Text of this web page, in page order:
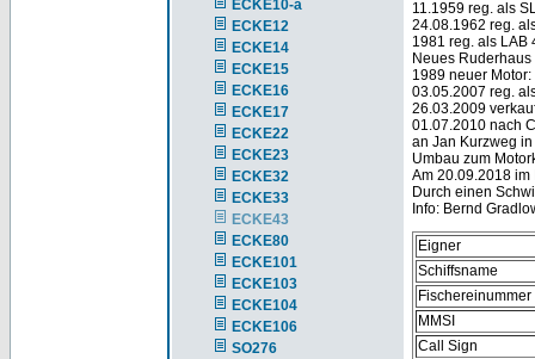
ECKE10-a
ECKE12
ECKE14
ECKE15
ECKE16
ECKE17
ECKE22
ECKE23
ECKE32
ECKE33
ECKE43
ECKE80
ECKE101
ECKE103
ECKE104
ECKE106
SO276
11.1959 reg. als
24.08.1962 reg.
1981 reg. als LAB
Neues
1989 neuer
03.05.2007 reg.
26.03.2009
01.07.2010 nach
an Jan Kurzweg
Umbau zum
Am 20.09.2018
Durch einen
Info: Bernd
Eigner
Schiffsname
Fischereinummer
MMSI
Call Sign